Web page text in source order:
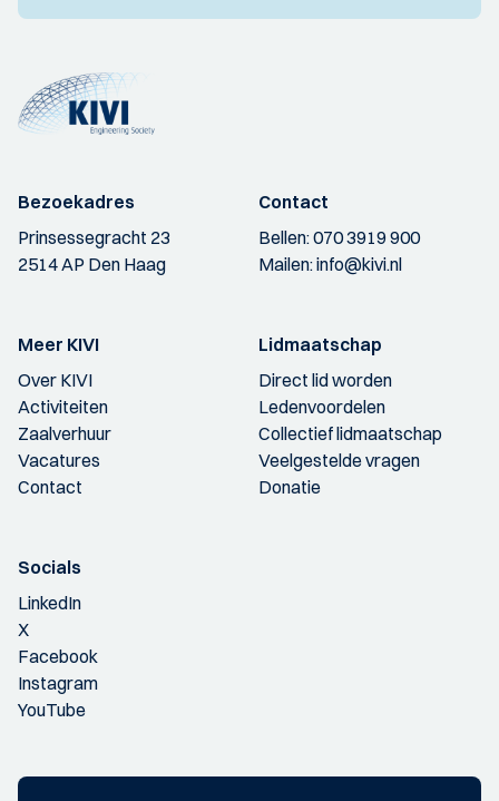
Bezoekadres
Prinsessegracht 23
2514 AP Den Haag
Contact
Bellen:070 3919 900
Mailen:info@kivi.nl
Meer KIVI
Over KIVI
Activiteiten
Zaalverhuur
Vacatures
Contact
Lidmaatschap
Direct lid worden
Ledenvoordelen
Collectief lidmaatschap
Veelgestelde vragen
Donatie
Socials
LinkedIn
X
Facebook
Instagram
YouTube